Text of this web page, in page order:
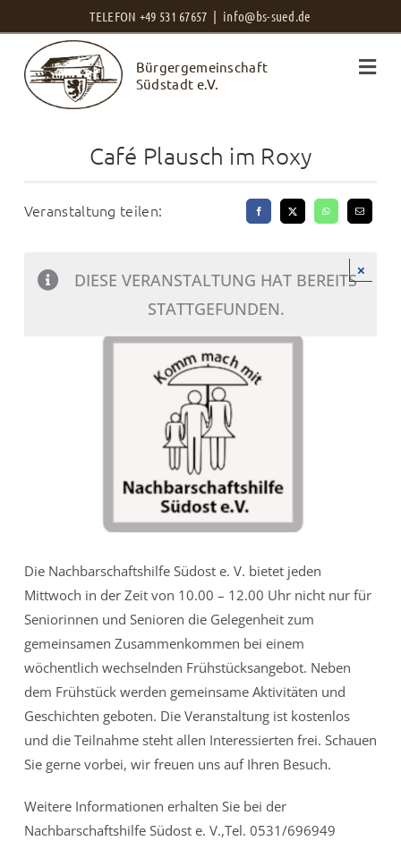
Inhalt
springen
TELEFON +49 531 67657 | info@bs-sued.de
Bürgergemeinschaft
Südstadt e.V.
Café Plausch im Roxy
Veranstaltung teilen:
DIESE VERANSTALTUNG HAT BEREITS
STATTGEFUNDEN.
×
Die Nachbarschaftshilfe Südost e. V. bietet jeden
Mittwoch in der Zeit von 10.00 – 12.00 Uhr nicht nur für
Seniorinnen und Senioren die Gelegenheit zum
gemeinsamen Zusammenkommen bei einem
wöchentlich wechselnden Frühstücksangebot. Neben
dem Frühstück werden gemeinsame Aktivitäten und
Geschichten geboten. Die Veranstaltung ist kostenlos
und die Teilnahme steht allen Interessierten frei. Schauen
Sie gerne vorbei, wir freuen uns auf Ihren Besuch.
Weitere Informationen erhalten Sie bei der
Nachbarschaftshilfe Südost e. V.,Tel. 0531/696949